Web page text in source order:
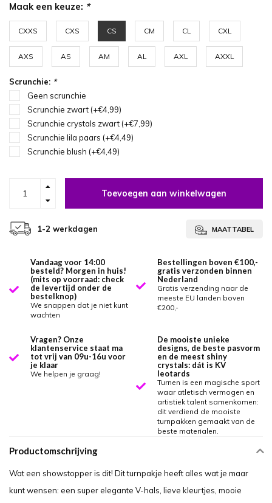
Maak een keuze: *
CXXS CXS CS CM CL CXL
AXS AS AM AL AXL AXXL
Scrunchie: *
Geen scrunchie
Scrunchie zwart (+€4,99)
Scrunchie crystals zwart (+€7,99)
Scrunchie lila paars (+€4,49)
Scrunchie blush (+€4,49)
Toevoegen aan winkelwagen
1-2 werkdagen MAATTABEL
Vandaag voor 14:00
besteld? Morgen in huis!
(mits op voorraad: check
de levertijd onder de
bestelknop)
We snappen dat je niet kunt
wachten
Bestellingen boven €100,-
gratis verzonden binnen
Nederland
Gratis verzending naar de
meeste EU landen boven
€200,-
Vragen? Onze
klantenservice staat ma
tot vrij van 09u-16u voor
je klaar
We helpen je graag!
De mooiste unieke
designs, de beste pasvorm
en de meest shiny
crystals: dát is KV
leotards
Turnen is een magische sport
waar atletisch vermogen en
artistiek talent samenkomen:
dit verdiend de mooiste
turnpakken gemaakt van de
beste materialen.
Productomschrijving
Wat een showstopper is dit! Dit turnpakje heeft alles wat je maar
kunt wensen: een super elegante V-hals, lieve kleurtjes, mooie